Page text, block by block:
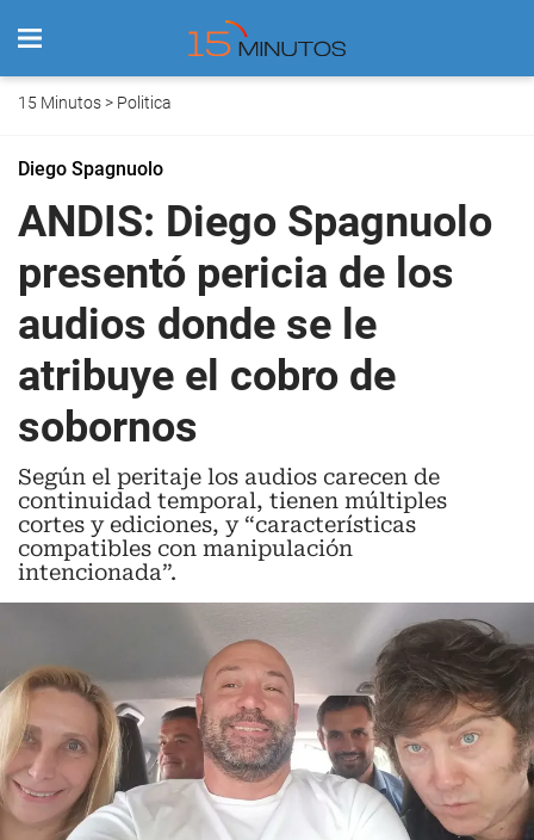
15 Minutos> Politica
Diego Spagnuolo
ANDIS: Diego Spagnuolo
presentó pericia de los
audios donde se le
atribuye el cobro de
sobornos
Según el peritaje los audios carecen de
continuidad temporal, tienen múltiples
cortes y ediciones, y “características
compatibles con manipulación
intencionada”.